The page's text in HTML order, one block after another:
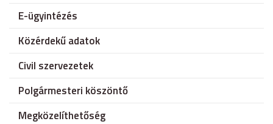
E-ügyintézés
Közérdekű adatok
Civil szervezetek
Polgármesteri köszöntő
Megközelíthetőség